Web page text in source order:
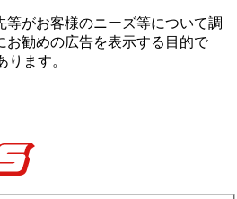
等がお客様のニーズ等について調
お勧めの広告を表⽰する⽬的で
ります。